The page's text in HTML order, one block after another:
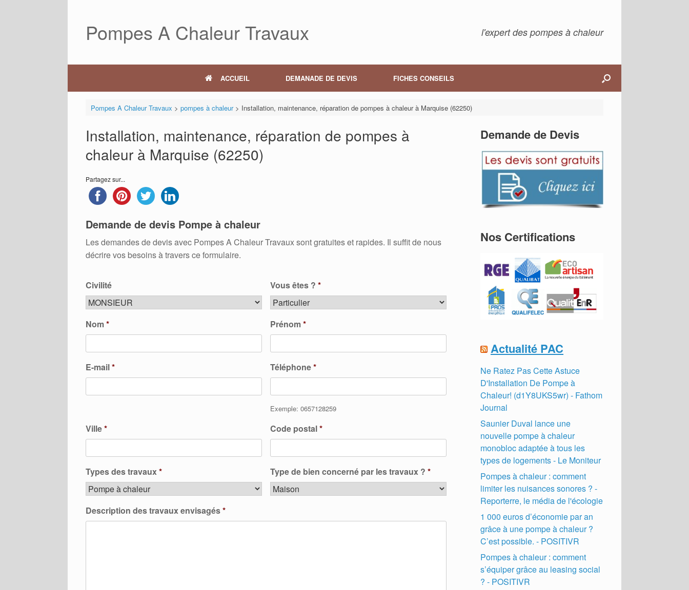
contentPompes A Chaleur Travaux l'expert des pompes à chaleur
ACCUEIL DEMANADE DE DEVIS FICHES CONSEILS
Pompes A Chaleur Travaux > pompes à chaleur> Installation, maintenance, réparation de pompes à chaleur à Marquise (62250)
Installation, maintenance, réparation de pompes à
chaleur à Marquise (62250)
Partagez sur...
Demande de devis Pompe à chaleur
Les demandes de devis avec Pompes A Chaleur Travaux sont gratuites et rapides. Il suffit de nous
décrire vos besoins à travers ce formulaire.
Civilité Vous êtes ? *
Nom* Prénom*
E-mail* Téléphone*
Exemple: 0657128259
Ville* Code postal*
Types des travaux* Type de bien concerné par les travaux ? *
Description des travaux envisagés*
Demande de Devis
Nos Certifications
Actualité PAC
Ne Ratez Pas Cette Astuce
D'Installation De Pompe à
Chaleur! (d1Y8UKS5wr) - Fathom
Journal
Saunier Duval lance une
nouvelle pompe à chaleur
monobloc adaptée à tous les
types de logements - Le Moniteur
Pompes à chaleur : comment
limiter les nuisances sonores ? -
Reporterre, le média de l'écologie
1 000 euros d’économie par an
grâce à une pompe à chaleur ?
C’est possible. - POSITIVR
Pompes à chaleur : comment
s’équiper grâce au leasing social
? - POSITIVR